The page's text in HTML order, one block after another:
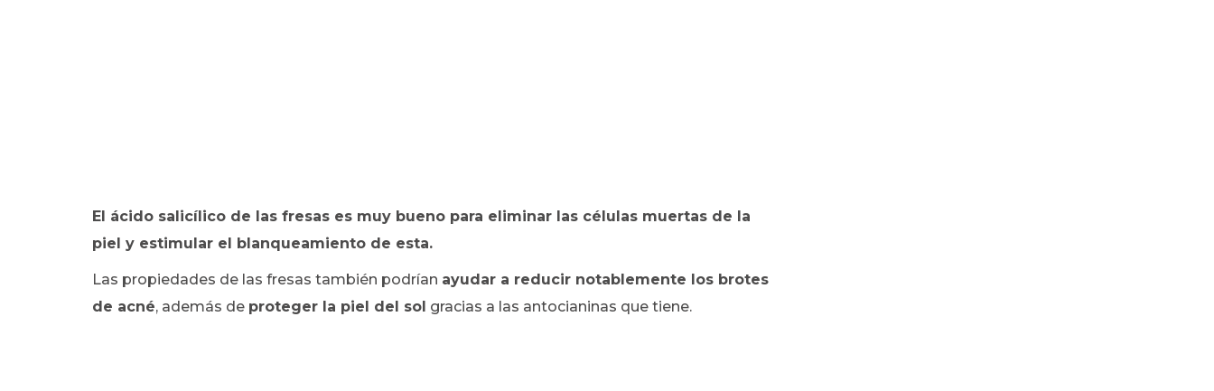
El ácido salicílico de las fresas es muy bueno para eliminar las células muertas de la
piel y estimular el blanqueamiento de esta.
Las propiedades de las fresas también podrían ayudar a reducir notablemente los brotes
de acné, además de proteger la piel del sol gracias a las antocianinas que tiene.